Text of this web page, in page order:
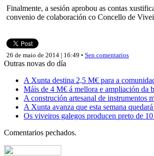
Finalmente, a sesión aprobou as contas
convenio de colaboración co Concello de
26 de maio de 2014 | 16:49 • Sen comentarios
Outras novas do día
A Xunta destina 2,5 M€ para a
Máis de 4 M€ á mellora e ampliación da
A construción artesanal de instrumentos
A Xunta avanza que esta semana
Os viveiros galegos producen preto de
Comentarios pechados.